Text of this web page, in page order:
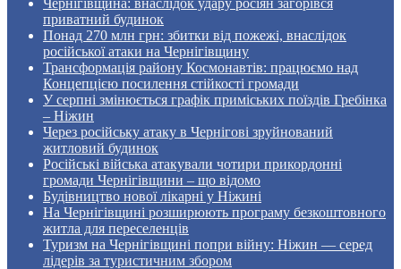
Чернігівщина: внаслідок удару росіян загорівся
приватний будинок
Понад 270 млн грн: збитки від пожежі, внаслідок
російської атаки на Чернігівщину
Трансформація району Космонавтів: працюємо над
Концепцією посилення стійкості громади
У серпні змінюється графік приміських поїздів Гребінка
– Ніжин
Через російську атаку в Чернігові зруйнований
житловий будинок
Російські війська атакували чотири прикордонні
громади Чернігівщини – що відомо
Будівництво нової лікарні у Ніжині
На Чернігівщині розширюють програму безкоштовного
житла для переселенців
Туризм на Чернігівщині попри війну: Ніжин — серед
лідерів за туристичним збором